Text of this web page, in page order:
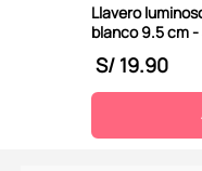
Llavero
blanco 9.5 cm -
S/ 19.90